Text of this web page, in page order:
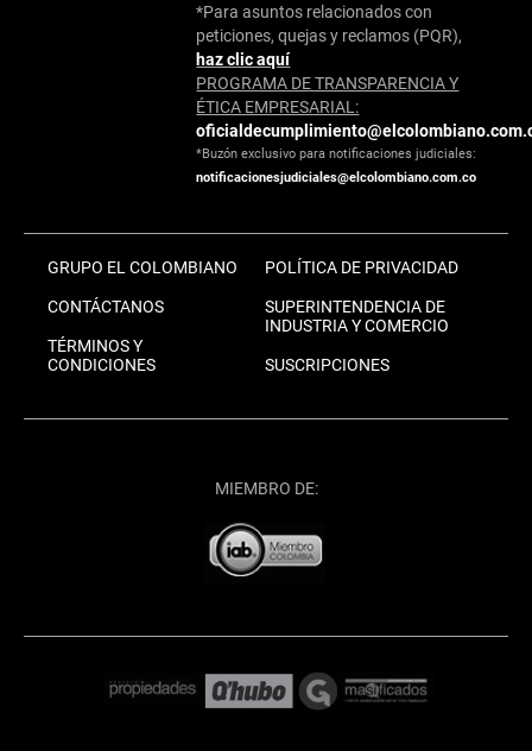
*Para asuntos relacionados con
peticiones, quejas y reclamos (PQR),
haz clic aquí
PROGRAMA DE TRANSPARENCIA Y
ÉTICA EMPRESARIAL:
*Buzón exclusivo para notificaciones judiciales:
notificacionesjudiciales@elcolombiano.com.co
GRUPO EL COLOMBIANO
CONTÁCTANOS
TÉRMINOS Y
CONDICIONES
POLÍTICA DE PRIVACIDAD
SUPERINTENDENCIA DE
INDUSTRIA Y COMERCIO
SUSCRIPCIONES
MIEMBRO DE: